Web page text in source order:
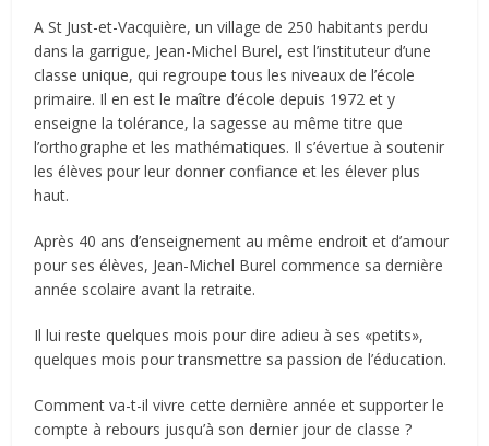
A St Just-et-Vacquière, un village de 250 habitants perdu
dans la garrigue, Jean-Michel Burel, est l’instituteur d’une
classe unique, qui regroupe tous les niveaux de l’école
primaire. Il en est le maître d’école depuis 1972 et y
enseigne la tolérance, la sagesse au même titre que
l’orthographe et les mathématiques. Il s’évertue à soutenir
les élèves pour leur donner confiance et les élever plus
haut.
Après 40 ans d’enseignement au même endroit et d’amour
pour ses élèves, Jean-Michel Burel commence sa dernière
année scolaire avant la retraite.
Il lui reste quelques mois pour dire adieu à ses «petits»,
quelques mois pour transmettre sa passion de l’éducation.
Comment va-t-il vivre cette dernière année et supporter le
compte à rebours jusqu’à son dernier jour de classe ?